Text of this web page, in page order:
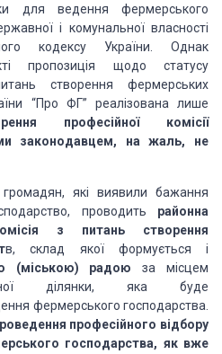
для ведення фермерського
і комунальної власності
кодексу України. Однак
пропозиція щодо статусу
створення фермерських
“Про ФГ” реалізована лише
професійної комісії
законодавцем, на жаль, не
які виявили бажання
проводить районна
з питань створення
в, склад якої формується і
(міською) радоюза місцем
ділянки, яка буде
фермерського господарства.
професійного відбору
господарства, як вже